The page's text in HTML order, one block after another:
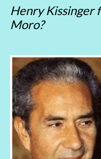
Henry Kissinger
Moro?